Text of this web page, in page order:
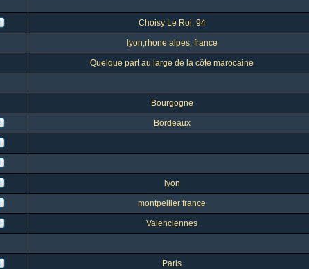
Choisy Le Roi, 94
lyon,rhone alpes, france
Quelque part au large de la côte marocaine
Bourgogne
Bordeaux
lyon
montpellier france
Valenciennes
Paris